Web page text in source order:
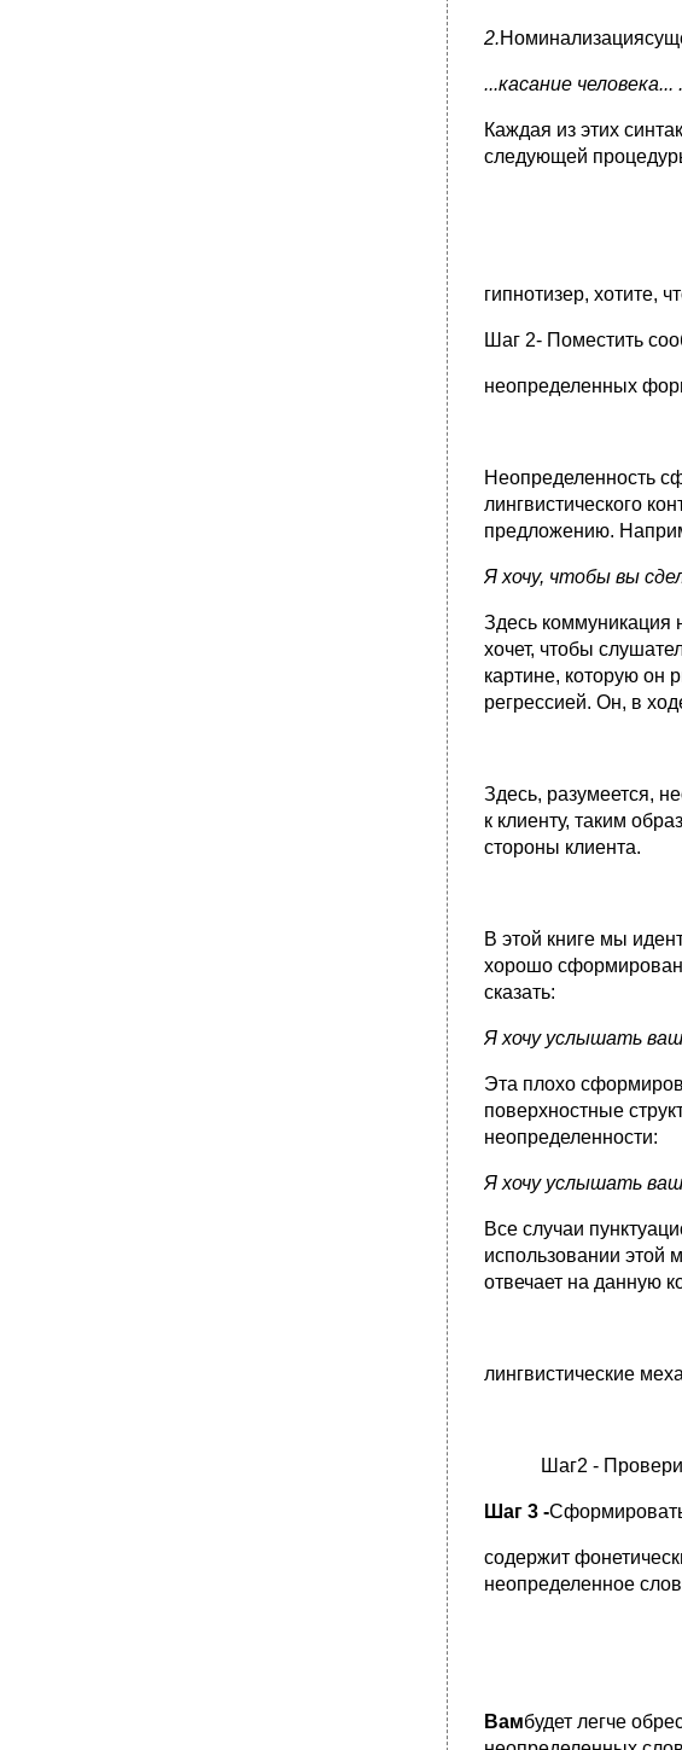
2.
...касание
Каждая из этих
следующей
гипнотизер, хотите,
Шаг 2- Поместить
неопределенных
Неопределенность
лингвистического
предложению.
Я хочу, чтобы вы
Здесь коммуникация
хочет, чтобы
картине, которую он
регрессией. Он, в
Здесь, разумеется,
к клиенту, таким
стороны клиента.
В этой книге мы
хорошо
сказать:
Я хочу услышать
Эта плохо
поверхностные
неопределенности:
Я хочу услышать
Все случаи
использовании этой
отвечает на данную
лингвистические
Шаг2 -
Шаг 3 -
содержит
неопределенное
Вамбудет легче